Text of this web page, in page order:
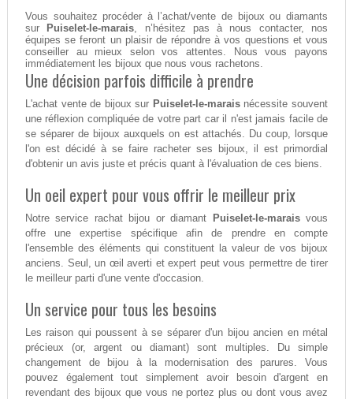
Vous souhaitez procéder à l’achat/vente de bijoux ou diamants
sur
Puiselet-le-marais, n’hésitez pas à nous contacter, nos
équipes se feront un plaisir de répondre à vos questions et vous
conseiller au mieux selon vos attentes. Nous vous payons
immédiatement les bijoux que nous vous rachetons.
Une décision parfois difficile à prendre
L'achat vente de bijoux sur Puiselet-le-maraisnécessite souvent
une réflexion compliquée de votre part car il n'est jamais facile de
se séparer de bijoux auxquels on est attachés. Du coup, lorsque
l'on est décidé à se faire racheter ses bijoux, il est primordial
d'obtenir un avis juste et précis quant à l'évaluation de ces biens.
Un oeil expert pour vous offrir le meilleur prix
Notre service rachat bijou or diamant Puiselet-le-maraisvous
offre une expertise spécifique afin de prendre en compte
l'ensemble des éléments qui constituent la valeur de vos bijoux
anciens. Seul, un œil averti et expert peut vous permettre de tirer
le meilleur parti d'une vente d'occasion.
Un service pour tous les besoins
Les raison qui poussent à se séparer d'un bijou ancien en métal
précieux (or, argent ou diamant) sont multiples. Du simple
changement de bijou à la modernisation des parures. Vous
pouvez également tout simplement avoir besoin d'argent en
revendant des bijoux que vous ne portez plus ou dont vous avez